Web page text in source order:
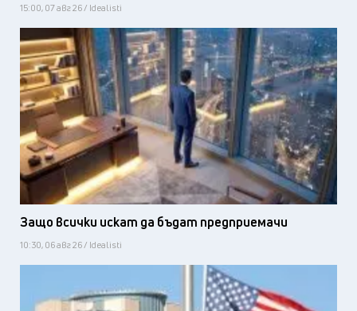
15:00, 07 авг 26 / Idealisti
Защо всички искат да бъдат предприемачи
10:30, 06 авг 26 / Idealisti